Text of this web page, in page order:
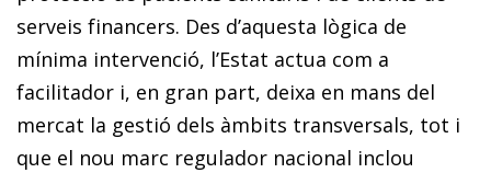
serveis financers. Des d’aquesta lògica de
mínima intervenció, l’Estat actua com a
facilitador i, en gran part, deixa en mans del
mercat la gestió dels àmbits transversals, tot i
que el nou marc regulador nacional inclou